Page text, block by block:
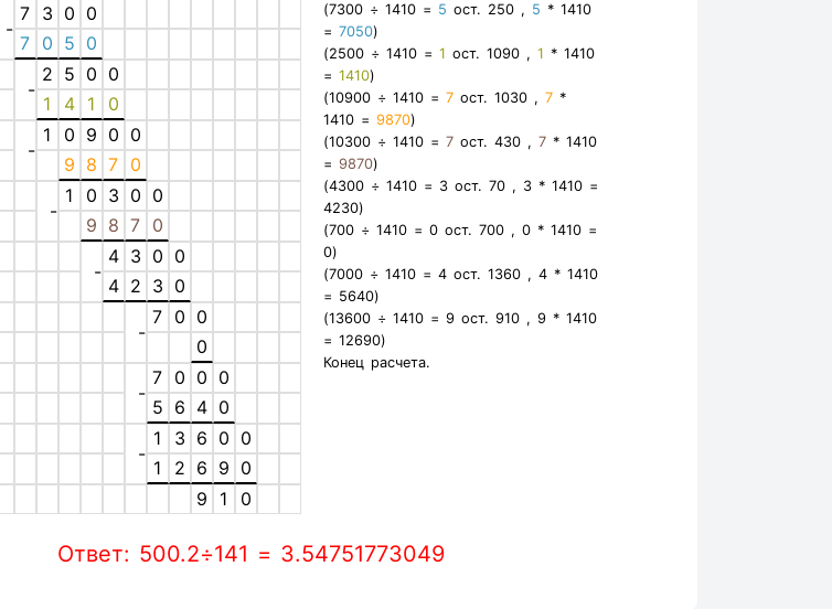
-
7 3 0 0
7 0 5 0
-
2 5 0 0
1
4 1 0
-
1 0 9 0 0
9 8 7 0
-
1 0 3 0 0
9 8 7 0
-
4 3 0 0
4 2 3 0
-
7 0 0
0
-
7 0 0 0
5 6 4 0
-
1 3 6 0 0
1
2 6 9 0
9
1 0
(7300 ÷ 1410 = 5 ост. 250 , 5 * 1410
= 7050)
(2500 ÷ 1410 = 1 ост. 1090 , 1 * 1410
= 1410)
(10900 ÷ 1410 = 7ост. 1030 , 7*
1410 = 9870)
(10300 ÷ 1410 = 7ост. 430 , 7* 1410
= 9870)
(4300 ÷ 1410 = 3ост. 70 , 3* 1410 =
4230)
(700 ÷ 1410 = 0ост. 700 , 0* 1410 =
0)
(7000 ÷ 1410 = 4ост. 1360 , 4* 1410
= 5640)
(13600 ÷ 1410 = 9ост. 910 , 9* 1410
= 12690)
Конец расчета.
Ответ: 500.2÷141 = 3.54751773049